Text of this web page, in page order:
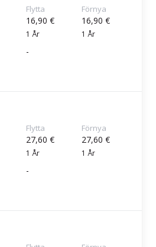
Flytta
16,90 €
1 År
Förnya
16,90 €
1 År
-
Flytta
27,60 €
1 År
Förnya
27,60 €
1 År
-